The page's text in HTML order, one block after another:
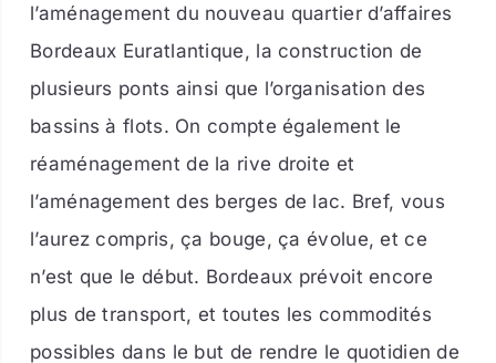
l’aménagement du nouveau quartier d’affaires
Bordeaux Euratlantique, la construction de
plusieurs ponts ainsi que l’organisation des
bassins à flots. On compte également le
réaménagement de la rive droite et
l’aménagement des berges de lac. Bref, vous
l’aurez compris, ça bouge, ça évolue, et ce
n’est que le début. Bordeaux prévoit encore
plus de transport, et toutes les commodités
possibles dans le but de rendre le quotidien de